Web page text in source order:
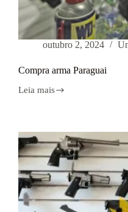
outubro 2, 2024
Compra arma Paraguai
Leia mais
Compra